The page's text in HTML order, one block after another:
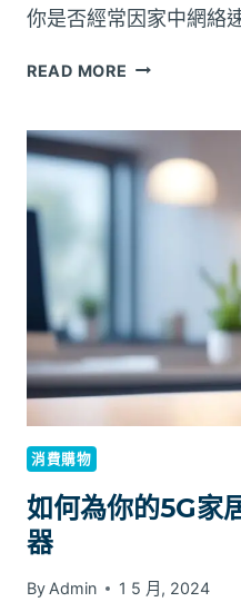
你是否經常因家中網絡
READ MORE 選
5G
家
網
絡
世
界
多
彩
消費購物
如何為你的5G家
器
By Admin 1 5 月, 2024